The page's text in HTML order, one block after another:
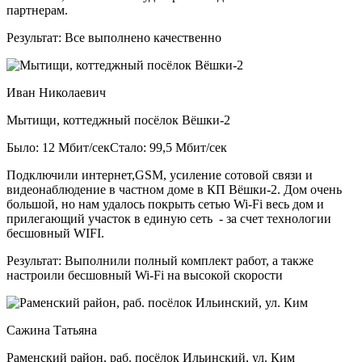
партнерам.
Результат: Все выполнено качественно
Иван Николаевич
Мытищи, коттеджный посёлок Вёшки-2
Было: 12 Мбит/секСтало: 99,5 Мбит/сек
Подключили интернет,GSM, усиление сотовой связи и
видеонаблюдение в частном доме в КП Вёшки-2. Дом очень
большой, но нам удалось покрыть сетью Wi-Fi весь дом и
прилегающий участок в единую сеть - за счет технологии
бесшовный WIFI.
Результат: Выполнили полный комплект работ, а также
настроили бесшовный Wi-Fi на высокой скорости
Сажина Татьяна
Раменский район, раб. посёлок Ильинский, ул. Ким